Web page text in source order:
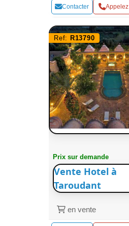
Contacter Appelez
Ref: R13790
Prix sur demande
Vente Hotel à
Taroudant
en vente